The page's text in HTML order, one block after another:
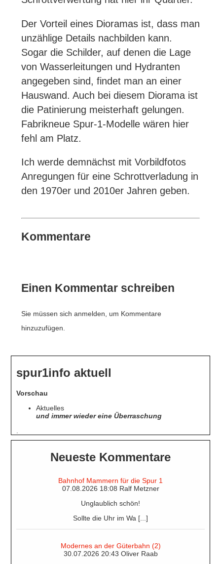
Der Vorteil eines Dioramas ist, dass man
unzählige Details nachbilden kann.
Sogar die Schilder, auf denen die Lage
von Wasserleitungen und Hydranten
angegeben sind, findet man an einer
Hauswand. Auch bei diesem Diorama ist
die Patinierung meisterhaft gelungen.
Fabrikneue Spur-1-Modelle wären hier
fehl am Platz.
Ich werde demnächst mit Vorbildfotos
Anregungen für eine Schrottverladung in
den 1970er und 2010er Jahren geben.
Kommentare
Einen Kommentar schreiben
Sie müssen sich anmelden, um Kommentare
hinzuzufügen.
spur1info aktuell
Vorschau
Aktuelles
und immer wieder eine Überraschung
.
Neueste Kommentare
Bahnhof Mammern für die Spur 1
07.08.2026 18:08 Ralf Metzner
Unglaublich schön!
Sollte die Uhr im Wa [...]
Modernes an der Güterbahn (2)
30.07.2026 20:43 Oliver Raab